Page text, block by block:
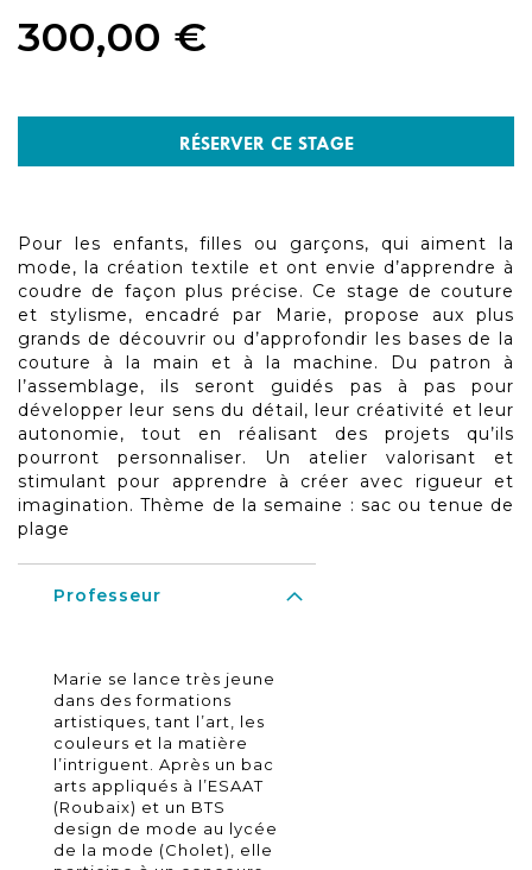
300,00 €
RÉSERVER CE STAGE
Pour les enfants, filles ou garçons, qui aiment la
mode, la création textile et ont envie d’apprendre à
coudre de façon plus précise. Ce stage de couture
et stylisme, encadré par Marie, propose aux plus
grands de découvrir ou d’approfondir les bases de la
couture à la main et à la machine. Du patron à
l’assemblage, ils seront guidés pas à pas pour
développer leur sens du détail, leur créativité et leur
autonomie, tout en réalisant des projets qu’ils
pourront personnaliser. Un atelier valorisant et
stimulant pour apprendre à créer avec rigueur et
imagination. Thème de la semaine : sac ou tenue de
plage
Professeur
Marie se lance très jeune
dans des formations
artistiques, tant l’art, les
couleurs et la matière
l’intriguent. Après un bac
arts appliqués à l’ESAAT
(Roubaix) et un BTS
design de mode au lycée
de la mode (Cholet), elle